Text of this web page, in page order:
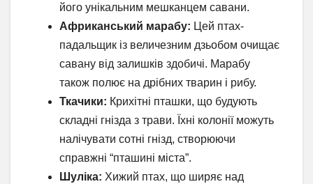
його унікальним мешканцем савани.
Африканський марабу: Цей птах-
падальщик із величезним дзьобом очищає
савану від залишків здобичі. Марабу
також полює на дрібних тварин і рибу.
Ткачики: Крихітні пташки, що будують
складні гнізда з трави. Їхні колонії можуть
налічувати сотні гнізд, створюючи
справжні “пташині міста”.
Шуліка: Хижий птах, що ширяє над